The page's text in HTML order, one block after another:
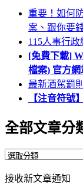
重要！如何
案、跟你要
115人事行政
[免費下載]
檔案) 官方
最新酒駕罰
【注音符號
全部文章分
全
文
接收新文章通知